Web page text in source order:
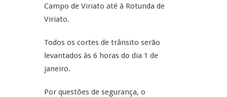
Campo de Viriato até à Rotunda de
Viriato.
Todos os cortes de trânsito serão
levantados às 6 horas do dia 1 de
janeiro.
Por questões de segurança, o